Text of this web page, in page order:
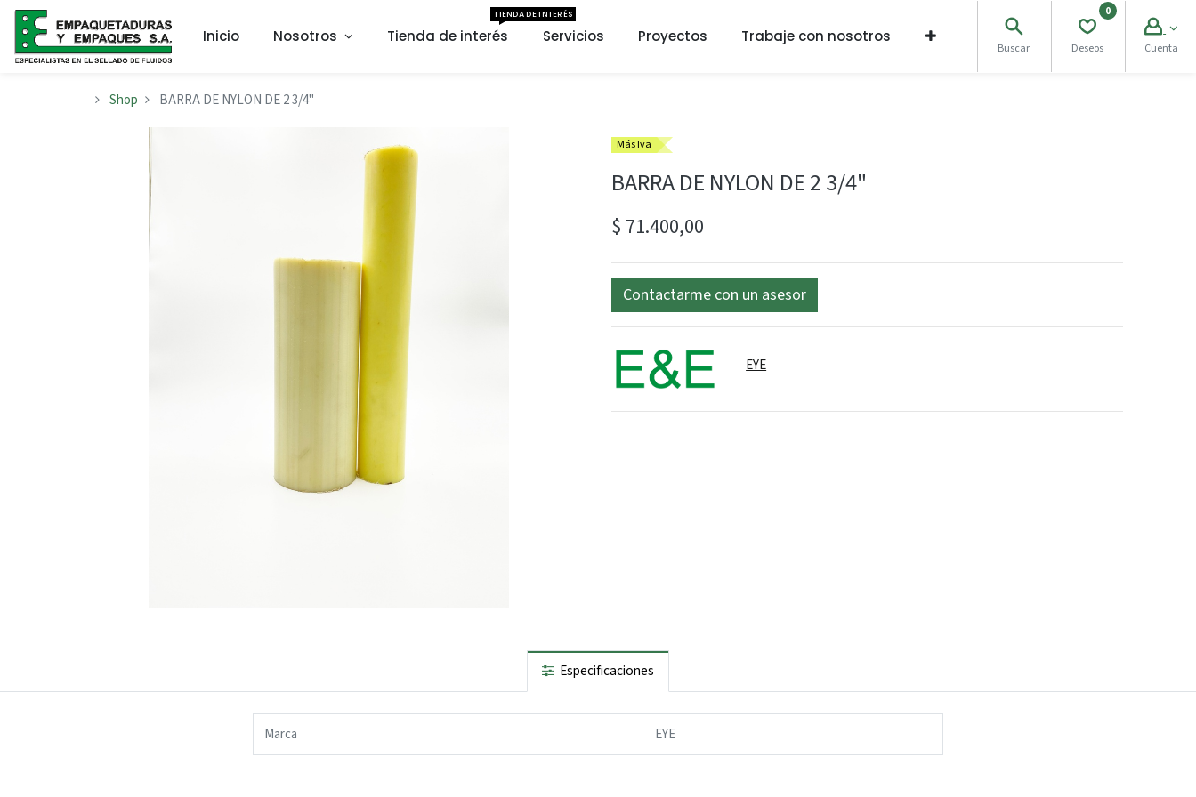
Inicio Nosotros Tienda de interés
TIENDA DE INTERÉS
Servicios Proyectos Trabaje con nosotros
Buscar
0
Deseos Cuenta
Shop BARRA DE NYLON DE 2 3/4"
Más Iva
BARRA DE NYLON DE 2 3/4"
$ 71.400,00
Contactarme con un asesor
EYE
Especificaciones
Marca EYE